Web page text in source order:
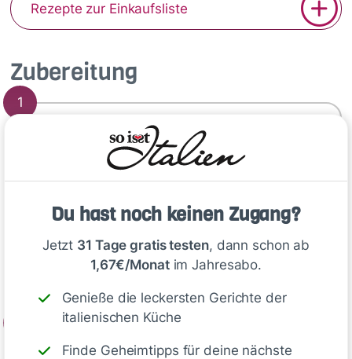
Du hast noch keinen Zugang?
Jetzt 31 Tage gratis testen, dann schon ab
1,67€/Monatim Jahresabo.
Genieße die leckersten Gerichte der
italienischen Küche
Finde Geheimtipps für deine nächste
Zubereitung
1
Den Backofen auf 180 °C Ober-/Unterhitze
vorheizen. Zwiebeln schälen und in Streifen
schneiden. Karotten und Sellerie ebenfalls
Beinscheiben trocken tupfen und mit
Küchengarn in Form binden. Von beiden Seiten
mit Salz und Pfeffer würzen und im Mehl
Öl in einem Bräter erhitzen. Die…
Rezepte zur Einkaufsliste